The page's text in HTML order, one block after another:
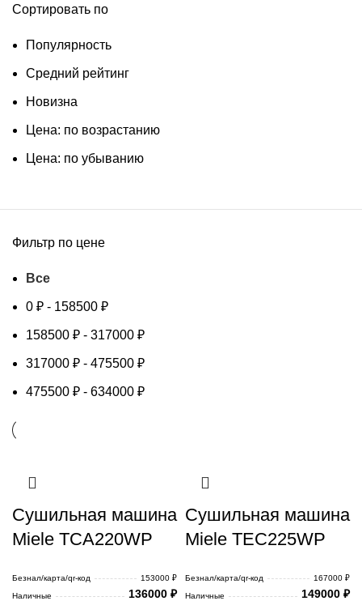
Сортировать по
Популярность
Средний рейтинг
Новизна
Цена: по возрастанию
Цена: по убыванию
Фильтр по цене
Все
0 ₽ - 158500 ₽
158500 ₽ - 317000 ₽
317000 ₽ - 475500 ₽
475500 ₽ - 634000 ₽
Сушильная машина
Miele TCA220WP
Безнал/карта/qr-код
153000 ₽
Наличные
136000 ₽
Сушильная машина
Miele TEC225WP
Безнал/карта/qr-код
167000 ₽
Наличные
149000 ₽